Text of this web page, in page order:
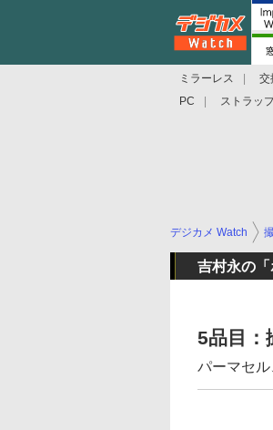
ミラーレス 交
PC
ストラッ
デジカメ Watch
吉村永の「
5品目：
パーマセ